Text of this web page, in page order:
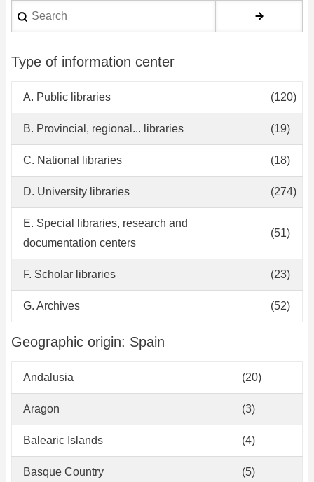
Search
Type of information center
A. Public libraries (120)
B. Provincial, regional... libraries (19)
C. National libraries (18)
D. University libraries (274)
E. Special libraries, research and
documentation centers
(51)
F. Scholar libraries (23)
G. Archives (52)
Geographic origin: Spain
Andalusia (20)
Aragon (3)
Balearic Islands (4)
Basque Country (5)